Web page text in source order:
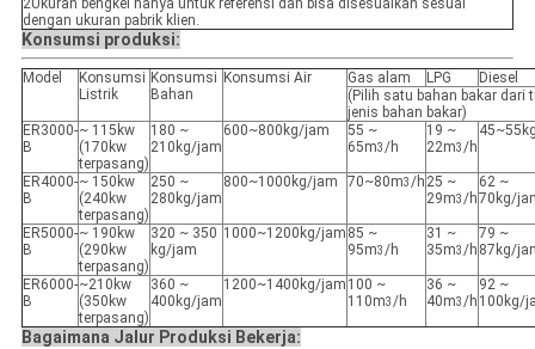
2Ukuran bengkel hanya untuk referensi dan bisa disesuaikan sesuai
dengan ukuran pabrik klien.
Konsumsi produksi:
Model
Konsumsi
Listrik
Konsumsi
Bahan
Konsumsi Air Gas alam LPG
Diesel
(Pilih satu bahan bakar dari
jenis bahan bakar)
ER3000-
B
~ 115kw
(170kw
terpasang)
180 ~
210kg/jam
600~800kg/jam
55 ~
65m3/h
19 ~
22m3/h
ER4000-
B
~ 150kw
(240kw
terpasang)
250 ~
280kg/jam
800~1000kg/jam 70~80m3/h 25 ~
29m3/h
62 ~
70kg/
ER5000-
B
~ 190kw
(290kw
terpasang)
320 ~ 350
kg/jam
1000~1200kg/jam 85 ~
95m3/h
31 ~
35m3/h
79 ~
87kg/
ER6000-
B
~210kw
(350kw
terpasang)
360 ~
400kg/jam
1200~1400kg/jam 100 ~
110m3/h
36 ~
40m3/h
92 ~
100kg/
Bagaimana Jalur Produksi Bekerja: